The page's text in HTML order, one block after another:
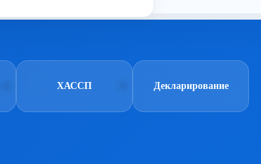
ХАССП Декларирование